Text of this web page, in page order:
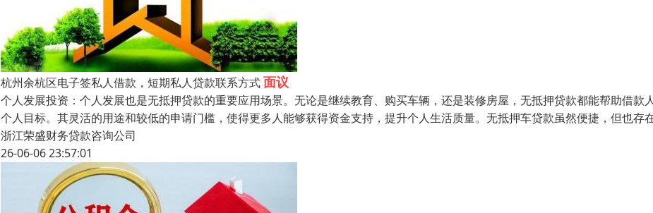
杭州余杭区电子签私人借款，短期私人贷款联系方式面议
个人发展投资：个人发展也是无抵押贷款的重要应用场景。无论是继续教育、购买车辆，还是装修房屋，无抵押贷款都能帮助借款
个人目标。其灵活的用途和较低的申请门槛，使得更多人能够获得资金支持，提升个人生活质量。无抵押车贷款虽然便捷，但也存
浙江荣盛财务贷款咨询公司
26-06-06 23:57:01